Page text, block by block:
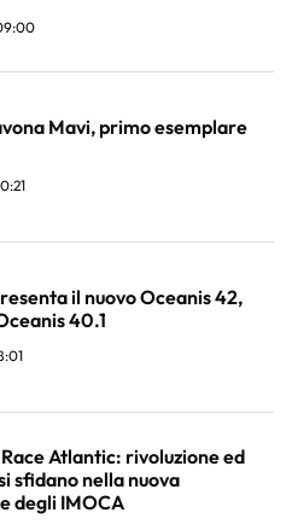
Mavi, primo esemplare
il nuovo Oceanis 42,
40.1
Atlantic: rivoluzione ed
sfidano nella nuova
degli IMOCA